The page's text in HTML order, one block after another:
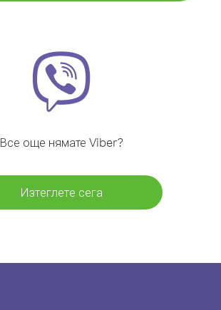
Все още нямате Viber?
Изтеглете сега